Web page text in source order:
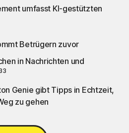
umfasst KI-gestützten
Betrügern zuvor
in Nachrichten und
Genie gibt Tipps in Echtzeit,
zu gehen